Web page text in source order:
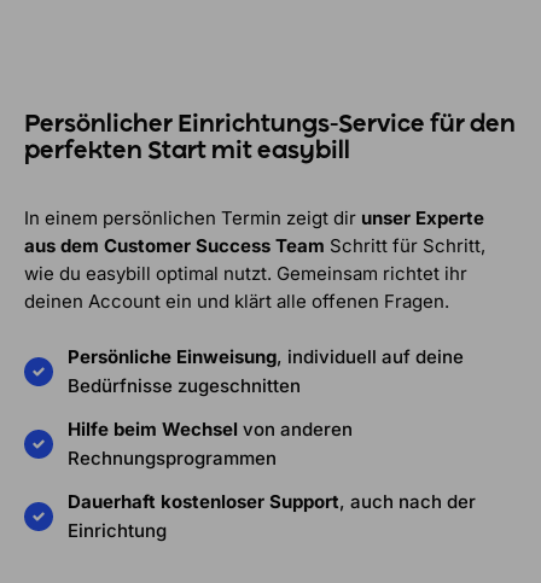
Persönlicher Einrichtungs-Service für den
perfekten Start mit easybill
In einem persönlichen Termin zeigt dir unser Experte
aus dem Customer Success Team Schritt für Schritt,
wie du easybill optimal nutzt. Gemeinsam richtet ihr
deinen Account ein und klärt alle offenen Fragen.
Persönliche Einweisung, individuell auf deine
Bedürfnisse zugeschnitten
Hilfe beim Wechsel von anderen
Rechnungsprogrammen
Dauerhaft kostenloser Support, auch nach der
Einrichtung